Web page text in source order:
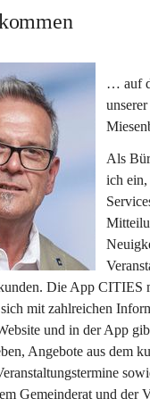
… auf
Als
ich ein,
Die App CITIES
mit zahlreichen
und in der App
Angebote aus dem
Gemeinderat und der